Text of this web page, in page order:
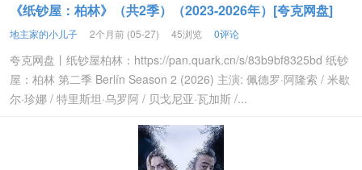
《纸钞屋：柏林》（共2季）（2023-2026年）[夸克网盘]
地主家的小儿子 2个月前 (05-27) 45浏览 0评论
夸克网盘丨纸钞屋柏林：https://pan.quark.cn/s/83b9bf8325bd 纸钞
屋：柏林 第二季 Berlín Season 2 (2026) 主演: 佩德罗·阿隆索 / 米歇
尔·珍娜 / 特里斯坦·乌罗阿 / 贝戈尼亚·瓦加斯 /...